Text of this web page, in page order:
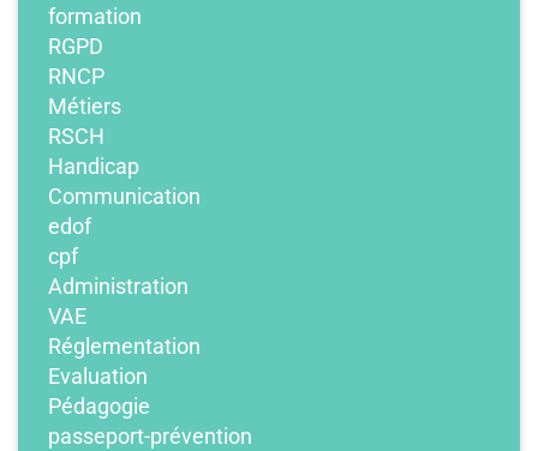
formation
RGPD
RNCP
Métiers
RSCH
Handicap
Communication
edof
cpf
Administration
VAE
Réglementation
Evaluation
Pédagogie
passeport-prévention